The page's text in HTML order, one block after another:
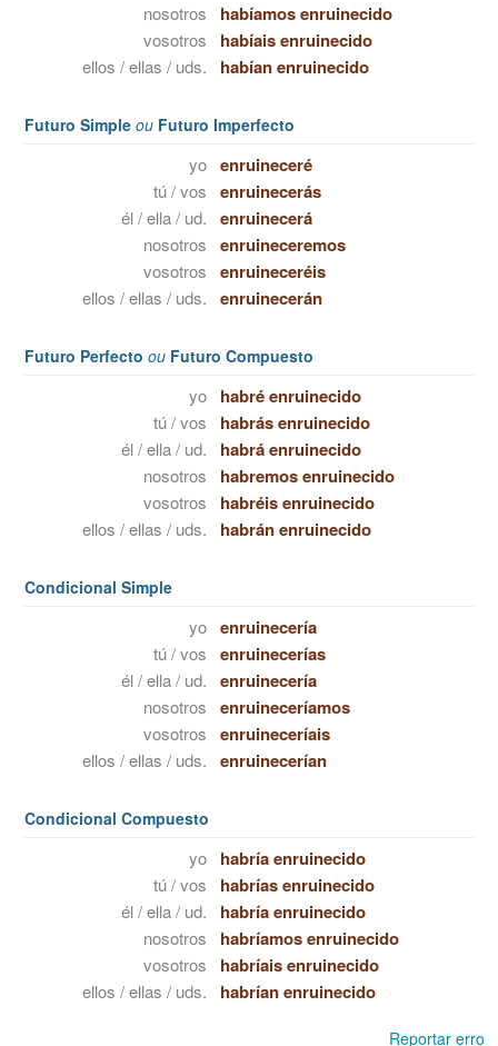
nosotros habíamos enruinecido
vosotros habíais enruinecido
ellos / ellas / uds. habían enruinecido
Futuro Simple ou Futuro Imperfecto
yo enruineceré
tú / vos enruinecerás
él / ella / ud. enruinecerá
nosotros enruineceremos
vosotros enruineceréis
ellos / ellas / uds. enruinecerán
Futuro Perfecto ou Futuro Compuesto
yo habré enruinecido
tú / vos habrás enruinecido
él / ella / ud. habrá enruinecido
nosotros habremos enruinecido
vosotros habréis enruinecido
ellos / ellas / uds. habrán enruinecido
Condicional Simple
yo enruinecería
tú / vos enruinecerías
él / ella / ud. enruinecería
nosotros enruineceríamos
vosotros enruineceríais
ellos / ellas / uds. enruinecerían
Condicional Compuesto
yo habría enruinecido
tú / vos habrías enruinecido
él / ella / ud. habría enruinecido
nosotros habríamos enruinecido
vosotros habríais enruinecido
ellos / ellas / uds. habrían enruinecido
Reportar erro